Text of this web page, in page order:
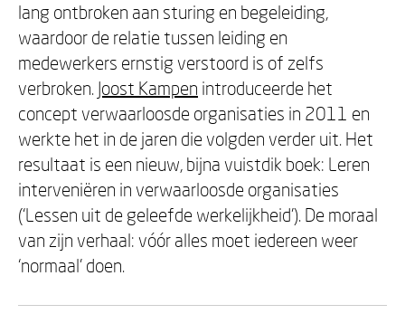
lang ontbroken aan sturing en begeleiding,
waardoor de relatie tussen leiding en
medewerkers ernstig verstoord is of zelfs
verbroken. Joost Kampen introduceerde het
concept verwaarloosde organisaties in 2011 en
werkte het in de jaren die volgden verder uit. Het
resultaat is een nieuw, bijna vuistdik boek: Leren
interveniëren in verwaarloosde organisaties
(‘Lessen uit de geleefde werkelijkheid’). De moraal
van zijn verhaal: vóór alles moet iedereen weer
‘normaal’ doen.